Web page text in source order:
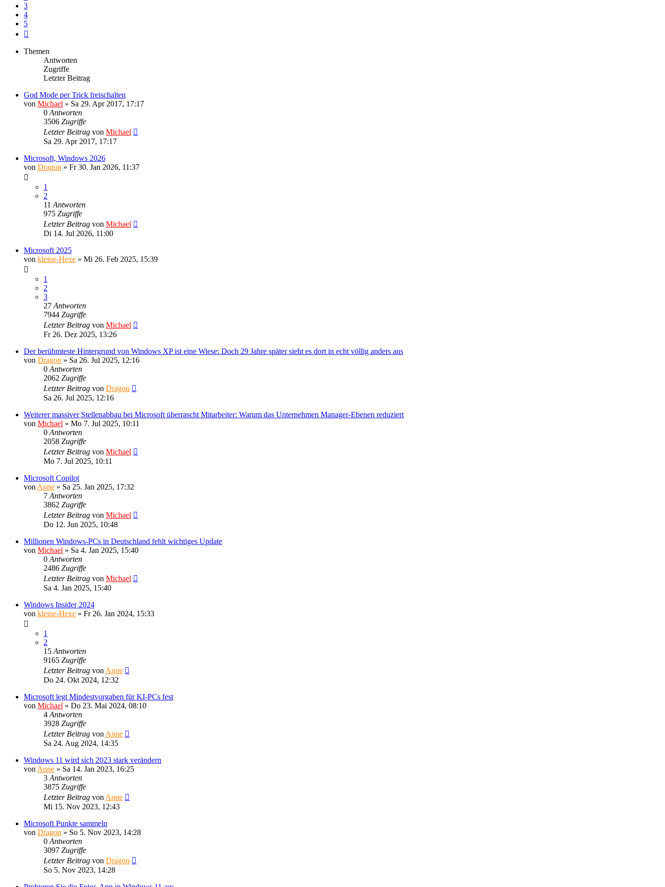
3
4
5
Themen
Antworten
Zugriffe
Letzter Beitrag
God Mode per Trick freischalten
von Michael » Sa 29. Apr 2017, 17:17
0 Antworten
3506 Zugriffe
Letzter Beitrag von Michael
Sa 29. Apr 2017, 17:17
Microsoft, Windows 2026
von Dragon » Fr 30. Jan 2026, 11:37
1
2
11 Antworten
975 Zugriffe
Letzter Beitrag von Michael
Di 14. Jul 2026, 11:00
Microsoft 2025
von kleine-Hexe » Mi 26. Feb 2025, 15:39
1
2
3
27 Antworten
7944 Zugriffe
Letzter Beitrag von Michael
Fr 26. Dez 2025, 13:26
Der berühmteste Hintergrund von Windows XP ist eine Wiese: Doch 29 Jahre später sieht es dort in echt völlig anders aus
von Dragon » Sa 26. Jul 2025, 12:16
0 Antworten
2062 Zugriffe
Letzter Beitrag von Dragon
Sa 26. Jul 2025, 12:16
Weiterer massiver Stellenabbau bei Microsoft überrascht Mitarbeiter: Warum das Unternehmen Manager-Ebenen reduziert
von Michael » Mo 7. Jul 2025, 10:11
0 Antworten
2058 Zugriffe
Letzter Beitrag von Michael
Mo 7. Jul 2025, 10:11
Microsoft Copilot
von Anne » Sa 25. Jan 2025, 17:32
7 Antworten
3862 Zugriffe
Letzter Beitrag von Michael
Do 12. Jun 2025, 10:48
Millionen Windows-PCs in Deutschland fehlt wichtiges Update
von Michael » Sa 4. Jan 2025, 15:40
0 Antworten
2486 Zugriffe
Letzter Beitrag von Michael
Sa 4. Jan 2025, 15:40
Windows Insider 2024
von kleine-Hexe » Fr 26. Jan 2024, 15:33
1
2
15 Antworten
9165 Zugriffe
Letzter Beitrag von Anne
Do 24. Okt 2024, 12:32
Microsoft legt Mindestvorgaben für KI-PCs fest
von Michael » Do 23. Mai 2024, 08:10
4 Antworten
3928 Zugriffe
Letzter Beitrag von Anne
Sa 24. Aug 2024, 14:35
Windows 11 wird sich 2023 stark verändern
von Anne » Sa 14. Jan 2023, 16:25
3 Antworten
3875 Zugriffe
Letzter Beitrag von Anne
Mi 15. Nov 2023, 12:43
Microsoft Punkte sammeln
von Dragon » So 5. Nov 2023, 14:28
0 Antworten
3097 Zugriffe
Letzter Beitrag von Dragon
So 5. Nov 2023, 14:28